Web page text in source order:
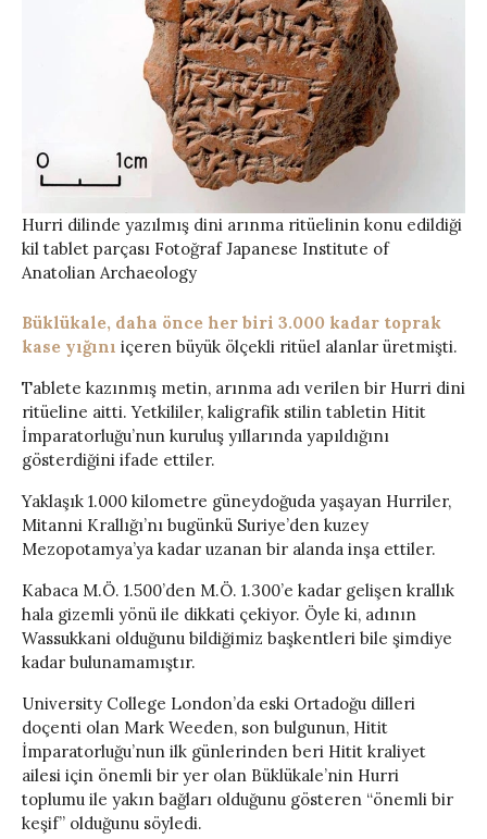
Hurri dilinde yazılmış dini arınma ritüelinin konu edildiği
kil tablet parçası Fotoğraf Japanese Institute of
Anatolian Archaeology
Büklükale, daha önce her biri 3.000 kadar toprak
kase yığını içeren büyük ölçekli ritüel alanlar üretmişti.
Tablete kazınmış metin, arınma adı verilen bir Hurri dini
ritüeline aitti. Yetkililer, kaligrafik stilin tabletin Hitit
İmparatorluğu’nun kuruluş yıllarında yapıldığını
gösterdiğini ifade ettiler.
Yaklaşık 1.000 kilometre güneydoğuda yaşayan Hurriler,
Mitanni Krallığı’nı bugünkü Suriye’den kuzey
Mezopotamya’ya kadar uzanan bir alanda inşa ettiler.
Kabaca M.Ö. 1.500’den M.Ö. 1.300’e kadar gelişen krallık
hala gizemli yönü ile dikkati çekiyor. Öyle ki, adının
Wassukkani olduğunu bildiğimiz başkentleri bile şimdiye
kadar bulunamamıştır.
University College London’da eski Ortadoğu dilleri
doçenti olan Mark Weeden, son bulgunun, Hitit
İmparatorluğu’nun ilk günlerinden beri Hitit kraliyet
ailesi için önemli bir yer olan Büklükale’nin Hurri
toplumu ile yakın bağları olduğunu gösteren “önemli bir
keşif” olduğunu söyledi.